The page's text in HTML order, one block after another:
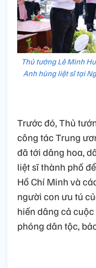
Thủ tướng Lê Minh
Anh hùng liệt sĩ tại
Trước đó, Thủ
công tác Trung
đã tới dâng hoa,
liệt sĩ thành phố
Hồ Chí Minh và
người con ưu tú
hiến dâng cả
phóng dân tộc,